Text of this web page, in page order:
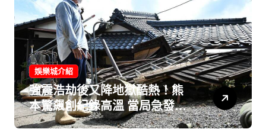
娛樂城介紹
強震浩劫後又降地獄酷熱！熊
本驚飆創紀錄高溫 當局急發警
告：白天外出作業恐送命！